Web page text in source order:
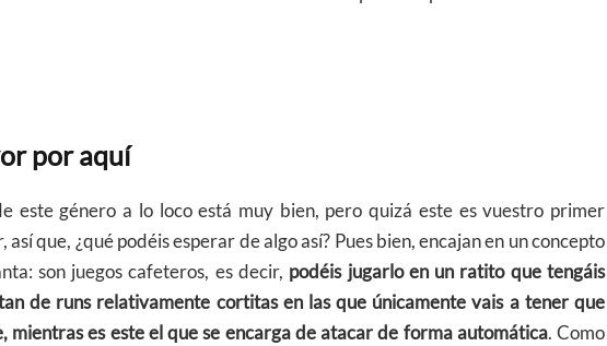
por aquí
este género a lo loco está muy bien, pero quizá este es vuestro primer
que, ¿qué podéis esperar de algo así? Pues bien, encajan en un concepto
son juegos cafeteros, es decir, podéis jugarlo en un ratito que tengáis
de runs relativamente cortitas en las que únicamente vais a tener que
mientras es este el que se encarga de atacar de forma automática. Como